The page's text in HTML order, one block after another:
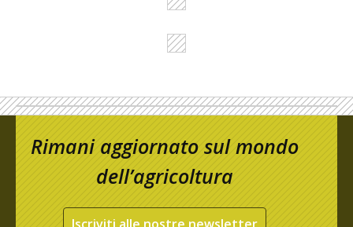
Rimani aggiornato sul mondo
dell’agricoltura